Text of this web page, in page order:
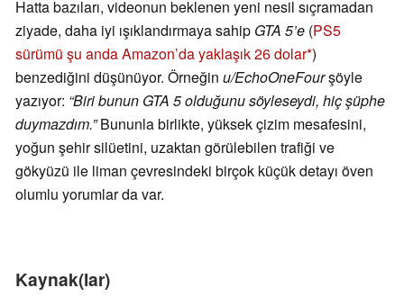
Hatta bazıları, videonun beklenen yeni nesil sıçramadan
ziyade, daha iyi ışıklandırmaya sahip GTA 5’e (PS5
sürümü şu anda Amazon’da yaklaşık 26 dolar )
benzediğini düşünüyor. Örneğin u/EchoOneFourşöyle
yazıyor: “Biri bunun GTA 5 olduğunu söyleseydi, hiç şüphe
duymazdım.”Bununla birlikte, yüksek çizim mesafesini,
yoğun şehir silüetini, uzaktan görülebilen trafiği ve
gökyüzü ile liman çevresindeki birçok küçük detayı öven
olumlu yorumlar da var.
Kaynak(lar)